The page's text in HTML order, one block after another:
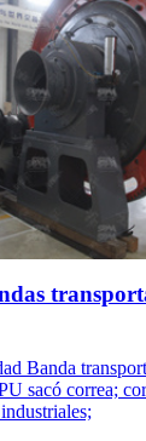
Banda
sacó correa;